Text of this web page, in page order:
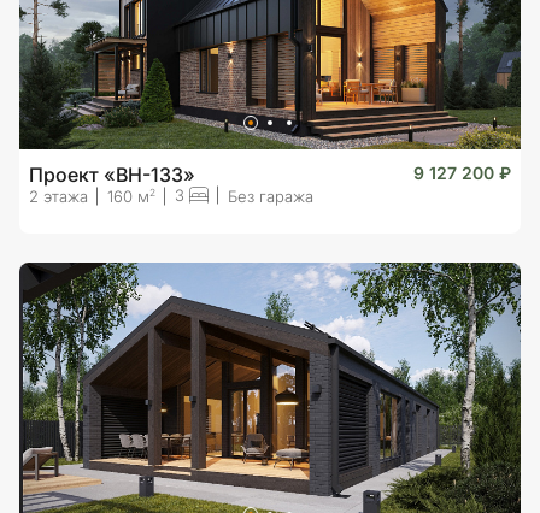
Проект «BH-133» 9 127 200 ₽
2 этажа 160 м 2 3 Без гаража